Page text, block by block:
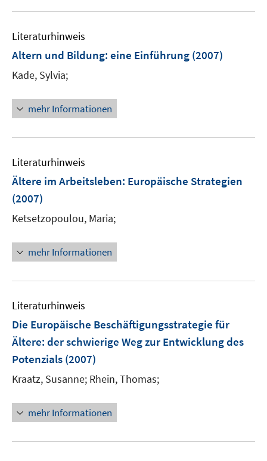
n
n
n
e
r
e
Literaturhinweis
Altern und Bildung: eine Einführung (2007)
Kade, Sylvia;
mehr Informationen
Literaturhinweis
Ältere im Arbeitsleben: Europäische Strategien
(2007)
Ketsetzopoulou, Maria;
mehr Informationen
Literaturhinweis
Die Europäische Beschäftigungsstrategie für
Ältere: der schwierige Weg zur Entwicklung des
Potenzials (2007)
Kraatz, Susanne; Rhein, Thomas;
mehr Informationen